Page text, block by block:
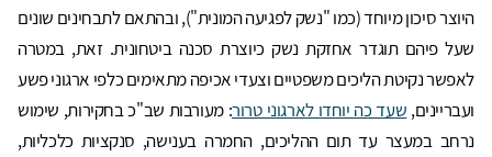
היוצר סיכון מיוחד (כמו "נשק לפגיעה המונית"), ובהתאם לתבחינים שונים
שעל פיהם תוגדר אחזקת נשק כיוצרת סכנה ביטחונית. זאת, במטרה
לאפשר נקיטת הליכים משפטיים וצעדי אכיפה מתאימים כלפי ארגוני פשע
ועבריינים, שעד כה יוחדו לארגוני טרור: מעורבות שב"כ בחקירות, שימוש
נרחב במעצר עד תום ההליכים, החמרה בענישה, סנקציות כלכליות,